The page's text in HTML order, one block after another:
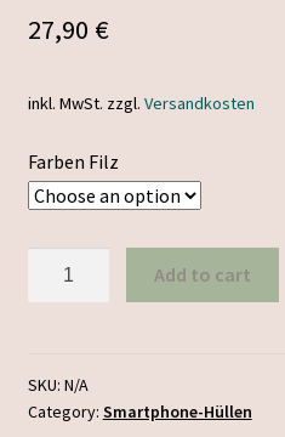
27,90 €
inkl. MwSt. zzgl. Versandkosten
Farben Filz
Handyhülle
quantity
Add to cart
SKU: N/A
Category: Smartphone-Hüllen